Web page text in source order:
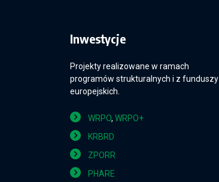
Inwestycje
Projekty realizowane w ramach
programów strukturalnych i z funduszy
europejskich.
WRPO, WRPO+
KRBRD
ZPORR
PHARE